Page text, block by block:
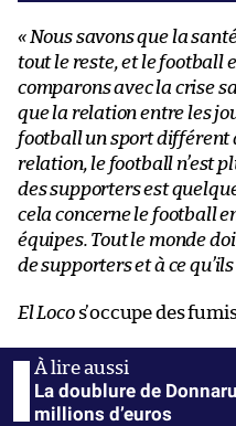
« Nous savons que la
tout le reste, et le football
comparons avec la crise
que la relation entre les
football un sport différent
relation, le football n’est
des supporters est
cela concerne le football
équipes. Tout le monde
de supporters et à ce
El Locos’occupe des
La doublure de
millions d’euros